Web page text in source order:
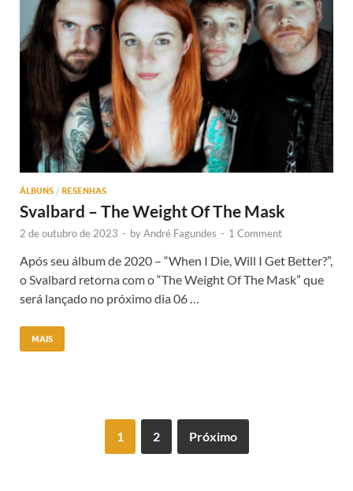
ÁLBUNS / RESENHAS
Svalbard – The Weight Of The Mask
2 de outubro de 2023 - byAndré Fagundes - 1 Comment
Após seu álbum de 2020 – “When I Die, Will I Get Better?”,
o Svalbard retorna com o “The Weight Of The Mask” que
será lançado no próximo dia 06 …
MAIS
1 2 Próximo